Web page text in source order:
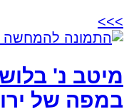
>>>
מיטב נ'
במפה של